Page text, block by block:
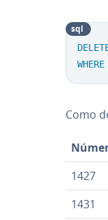
WHERE
sql
Como
1427
1431